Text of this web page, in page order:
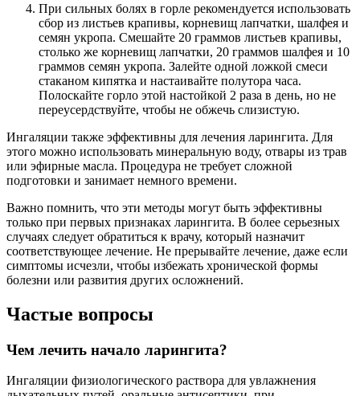
При сильных болях в горле рекомендуется использовать
сбор из листьев крапивы, корневищ лапчатки, шалфея и
семян укропа. Смешайте 20 граммов листьев крапивы,
столько же корневищ лапчатки, 20 граммов шалфея и 10
граммов семян укропа. Залейте одной ложкой смеси
стаканом кипятка и настаивайте полутора часа.
Полоскайте горло этой настойкой 2 раза в день, но не
переусердствуйте, чтобы не обжечь слизистую.
Ингаляции также эффективны для лечения ларингита. Для
этого можно использовать минеральную воду, отвары из трав
или эфирные масла. Процедура не требует сложной
подготовки и занимает немного времени.
Важно помнить, что эти методы могут быть эффективны
только при первых признаках ларингита. В более серьезных
случаях следует обратиться к врачу, который назначит
соответствующее лечение. Не прерывайте лечение, даже если
симптомы исчезли, чтобы избежать хронической формы
болезни или развития других осложнений.
Частые вопросы
Чем лечить начало ларингита?
Ингаляции физиологического раствора для увлажнения